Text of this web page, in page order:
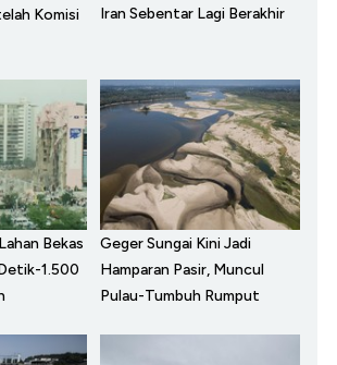
Komisi
Iran Sebentar Lagi Berakhir
Bekas
1.500
Geger Sungai Kini Jadi
Hamparan Pasir, Muncul
Pulau-Tumbuh Rumput